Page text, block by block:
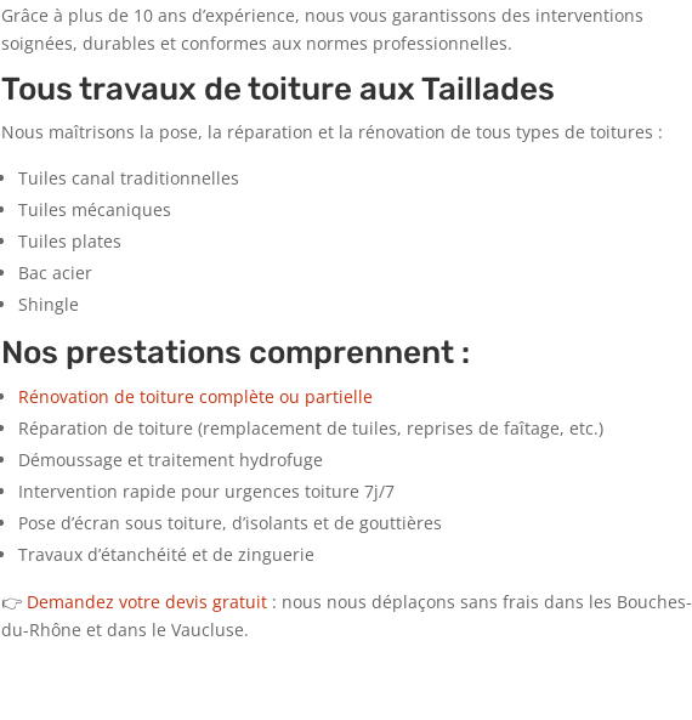
Grâce à plus de 10 ans d’expérience, nous vous garantissons des interventions
soignées, durables et conformes aux normes professionnelles.
Tous travaux de toiture aux Taillades
Nous maîtrisons la pose, la réparation et la rénovation de tous types de toitures :
Tuiles canal traditionnelles
Tuiles mécaniques
Tuiles plates
Bac acier
Shingle
Nos prestations comprennent :
Rénovation de toiture complète ou partielle
Réparation de toiture (remplacement de tuiles, reprises de faîtage, etc.)
Démoussage et traitement hydrofuge
Intervention rapide pour urgences toiture 7j/7
Pose d’écran sous toiture, d’isolants et de gouttières
Travaux d’étanchéité et de zinguerie
👉 Demandez votre devis gratuit: nous nous déplaçons sans frais dans les Bouches-
du-Rhône et dans le Vaucluse.